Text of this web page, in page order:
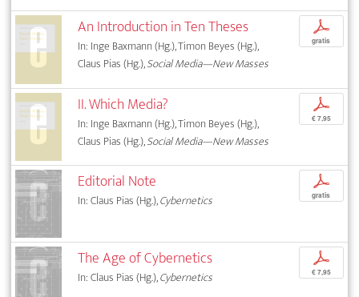
An Introduction in Ten Theses
In: Inge Baxmann (Hg.), Timon Beyes (Hg.),
Claus Pias (Hg.),Social Media—New Masses
p
gratis
II. Which Media?
In: Inge Baxmann (Hg.), Timon Beyes (Hg.),
Claus Pias (Hg.),Social Media—New Masses
p
€ 7,95
Editorial Note
In: Claus Pias (Hg.),Cybernetics
p
gratis
The Age of Cybernetics
In: Claus Pias (Hg.),Cybernetics
p
€ 7,95